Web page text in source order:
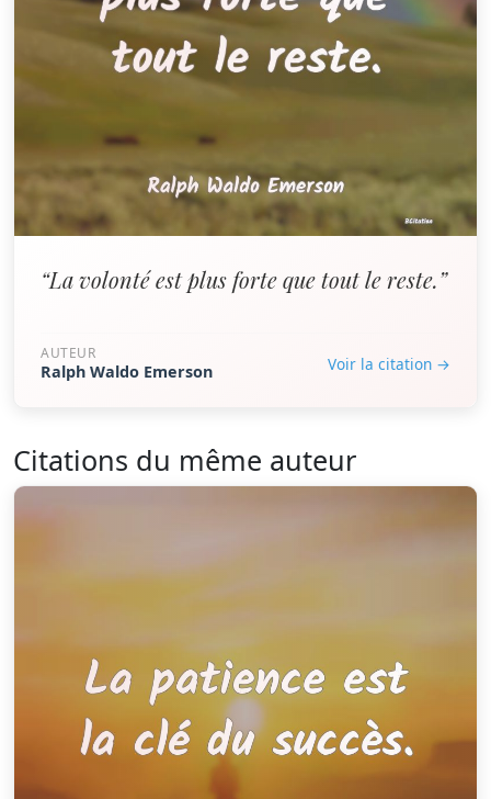
“La volonté est plus forte que tout le reste.”
AUTEUR
Ralph Waldo Emerson Voir la citation →
Citations du même auteur